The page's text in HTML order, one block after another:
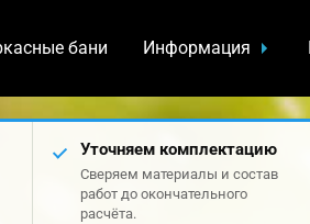
бани Информация
Уточняем комплектацию
Сверяем материалы и состав
работ до окончательного
расчёта.